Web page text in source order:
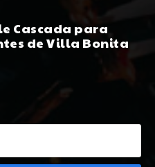
Cascada para
de Villa Bonita